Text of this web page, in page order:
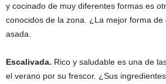
y cocinado de muy diferentes formas es
conocidos de la zona. ¿La mejor forma
asada.
Escalivada. Rico y saludable es una de
el verano por su frescor. ¿Sus